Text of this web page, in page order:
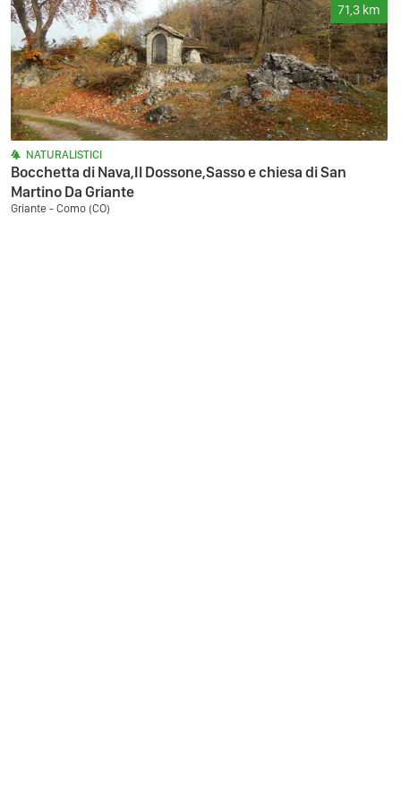
71,3 km
NATURALISTICI
Bocchetta di Nava,Il Dossone,Sasso e chiesa di San
Martino Da Griante
Griante - Como (CO)